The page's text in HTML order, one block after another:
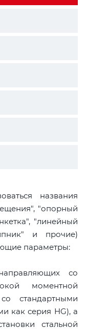
названия
"опорный
"линейный
и прочие)
параметры:
со
моментной
стандартными
как серия HG), а
стальной